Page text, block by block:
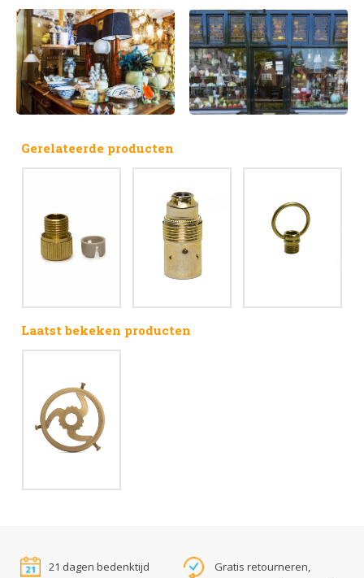
Gerelateerde producten
Laatst bekeken producten
21 dagen bedenktijd
Gratis retourneren,